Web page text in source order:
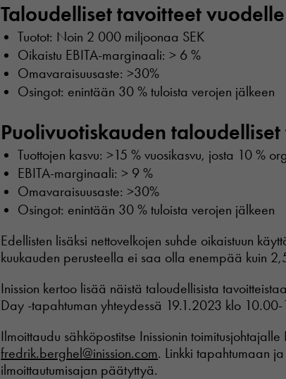
Taloudelliset tavoitteet
Tuotot: Noin 2 000 miljoonaa SEK
Oikaistu EBITA-marginaali: > 6 %
Omavaraisuusaste: >30%
Osingot: enintään 30 % tuloista verojen jälkeen
Puolivuotiskauden
Tuottojen kasvu: >15 % vuosikasvu, josta 10 %
EBITA-marginaali: > 9 %
Omavaraisuusaste: >30%
Osingot: enintään 30 % tuloista verojen jälkeen
Edellisten lisäksi nettovelkojen suhde oikaistuun
kuukauden perusteella ei saa olla enempää kuin
Inission kertoo lisää näistä taloudellisista
Day -tapahtuman yhteydessä 19.1.2023 klo 10.00-
Ilmoittaudu sähköpostitse Inissionin
fredrik.berghel@inission.com. Linkki tapahtumaan
ilmoittautumisajan päätyttyä.